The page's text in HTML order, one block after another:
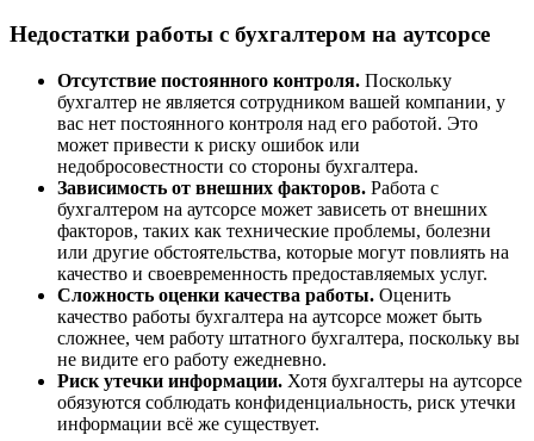
Недостатки работы с бухгалтером на аутсорсе
Отсутствие постоянного контроля. Поскольку
бухгалтер не является сотрудником вашей компании, у
вас нет постоянного контроля над его работой. Это
может привести к риску ошибок или
недобросовестности со стороны бухгалтера.
Зависимость от внешних факторов. Работа с
бухгалтером на аутсорсе может зависеть от внешних
факторов, таких как технические проблемы, болезни
или другие обстоятельства, которые могут повлиять на
качество и своевременность предоставляемых услуг.
Сложность оценки качества работы. Оценить
качество работы бухгалтера на аутсорсе может быть
сложнее, чем работу штатного бухгалтера, поскольку вы
не видите его работу ежедневно.
Риск утечки информации. Хотя бухгалтеры на аутсорсе
обязуются соблюдать конфиденциальность, риск утечки
информации всё же существует.